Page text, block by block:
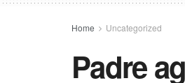
Home Uncategorized
Padre